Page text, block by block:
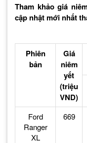
Tham khảo giá
cập nhật mới nhất
Phiên
bản
Giá
niêm
yết
(triệu
VND)
Ford
Ranger
XL
669